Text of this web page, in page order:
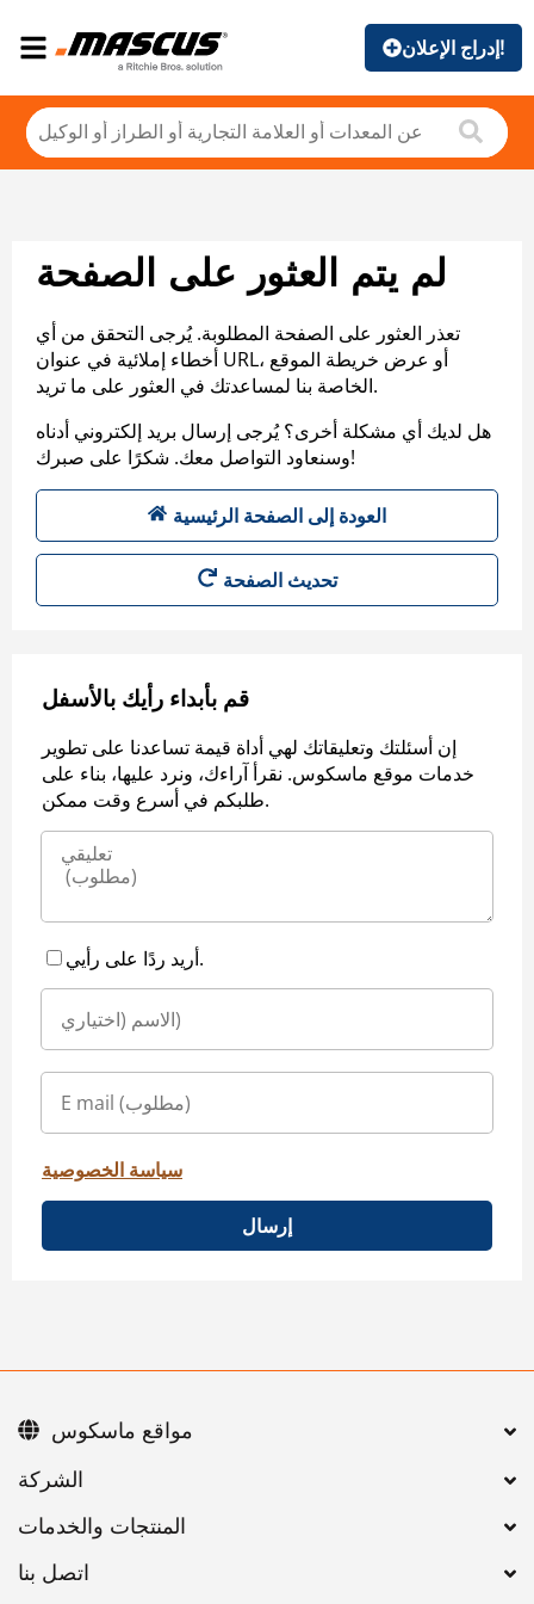
إدراج الإعلان!
لم يتم العثور على الصفحة
تعذر العثور على الصفحة المطلوبة. يُرجى التحقق من أي
أخطاء إملائية في عنوان URL، أو عرض خريطة الموقع
الخاصة بنا لمساعدتك في العثور على ما تريد.
هل لديك أي مشكلة أخرى؟ يُرجى إرسال بريد إلكتروني أدناه
وسنعاود التواصل معك. شكرًا على صبرك!
العودة إلى الصفحة الرئيسية
تحديث الصفحة
قم بأبداء رأيك بالأسفل
إن أسئلتك وتعليقاتك لهي أداة قيمة تساعدنا على تطوير
خدمات موقع ماسكوس. نقرأ آراءك، ونرد عليها، بناء على
طلبكم في أسرع وقت ممكن.
أريد ردًا على رأيي.
سياسة الخصوصية
إرسال
اتصل بنا
مواقع ماسكوس